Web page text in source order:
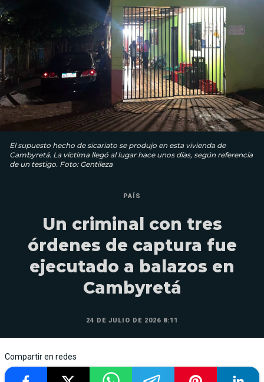
El supuesto hecho de sicariato se produjo en esta vivienda de
Cambyretá. La víctima llegó al lugar hace unos días, según referencia
de un testigo. Foto: Gentileza
PAÍS
Un criminal con tres
órdenes de captura fue
ejecutado a balazos en
Cambyretá
24 DE JULIO DE 2026 8:11
Compartir en redes